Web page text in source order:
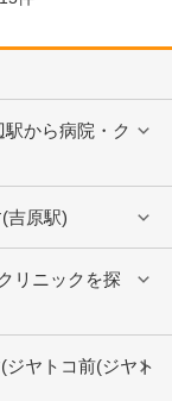
から病院・ク
吉原駅)
リニックを探
ヤトコ前(ジヤト